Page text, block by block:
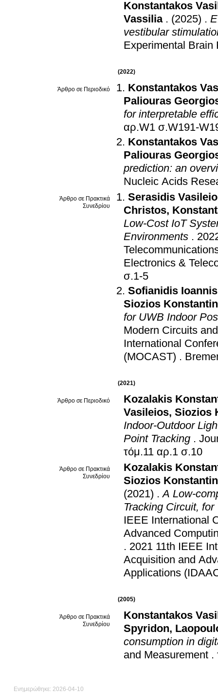
Konstantakos
Vassilia . (2025) .
vestibular
Experimental Brain
(2022)
Άρθρο σε Περιοδικό
Konstantakos
Paliouras
for interpretable
αρ.W1 σ.W191-
Konstantakos
Paliouras
prediction: an
Nucleic Acids
Άρθρο σε Πρακτικά
Συνεδρίου
Serasidis
Christos,
Low-Cost IoT
Environments .
Electronics &
σ.1-5
Sofianidis Ioannis
Siozios
for UWB Indoor
Modern Circuits
International
(MOCAST) .
(2021)
Άρθρο σε Περιοδικό
Kozalakis
Vasileios, Siozios
Indoor-Outdoor
Point Tracking .
τόμ.11 αρ.1 σ.10
Άρθρο σε Πρακτικά
Συνεδρίου
Kozalakis
Siozios
(2021) .A Low-
Tracking Circuit,
IEEE International
Advanced
. 2021 11th IEEE
Acquisition and
Applications
(2005)
Άρθρο σε Πρακτικά
Συνεδρίου
Konstantakos
Spyridon,
consumption in
and Measurement .
Ενημερώθηκε: 2026-04-10